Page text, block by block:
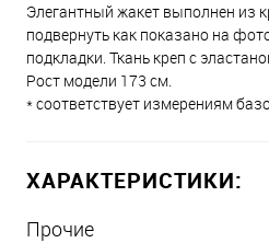
Элегантный жакет выполнен из
подвернуть как показано на
подкладки. Ткань креп с
Рост модели 173 см.
* соответствует измерениям
ХАРАКТЕРИСТИКИ:
Прочие